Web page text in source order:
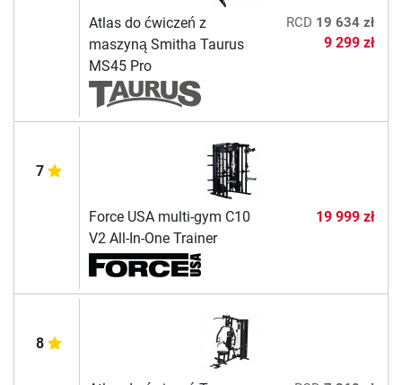
Atlas do ćwiczeń z
maszyną Smitha Taurus
MS45 Pro
RCD 19 634 zł
9 299 zł
7
Force USA multi-gym C10
V2 All-In-One Trainer
19 999 zł
8